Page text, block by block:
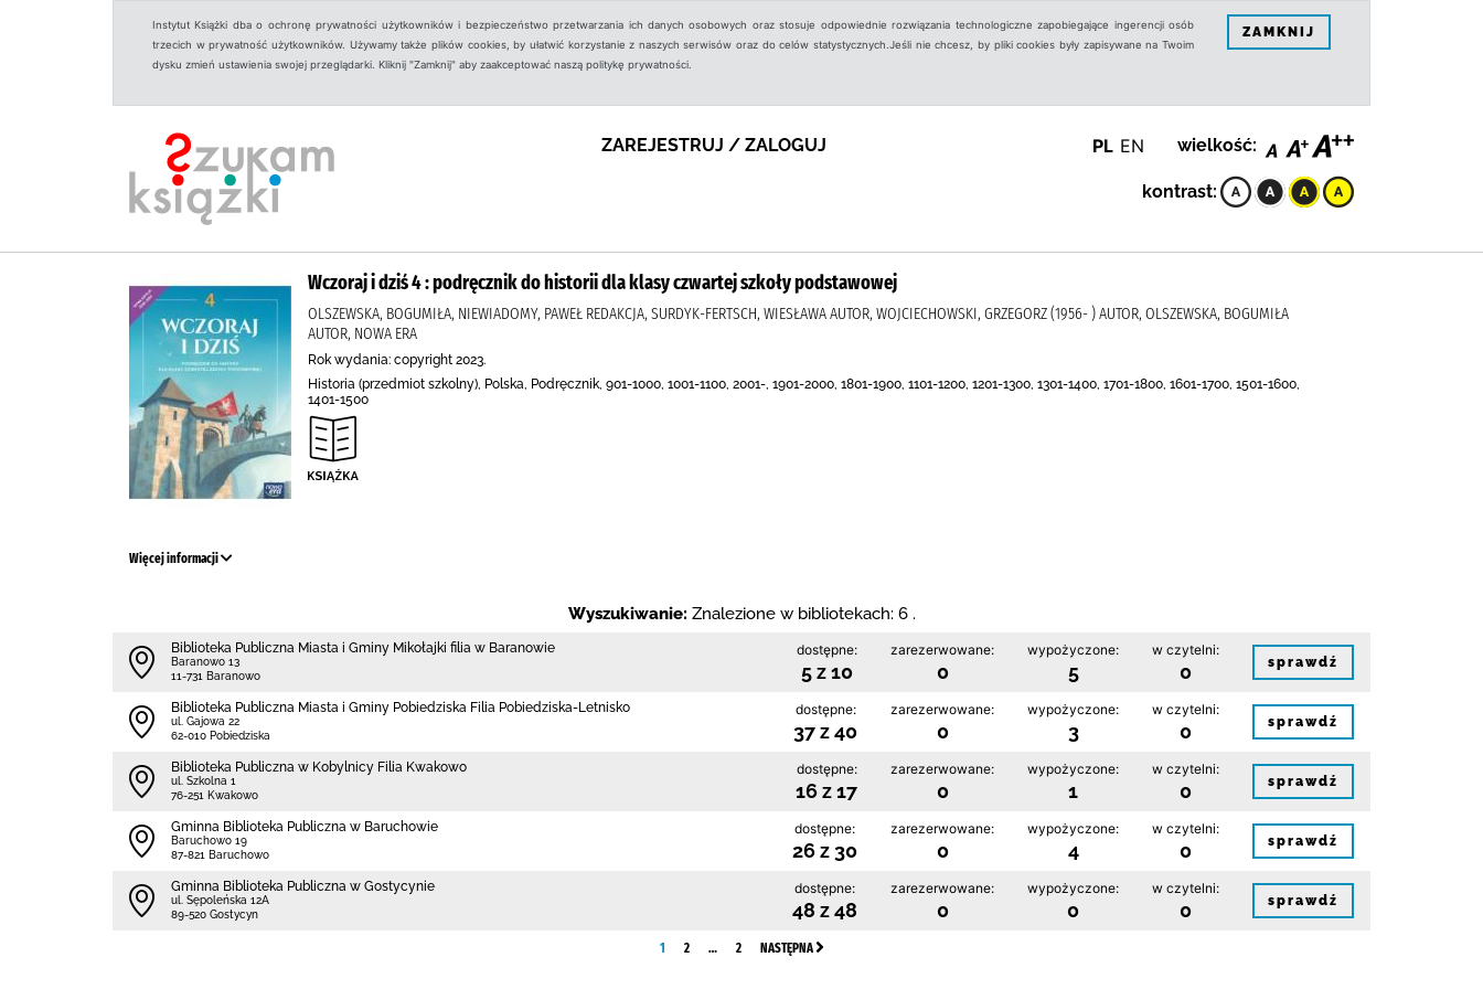
Instytut Książki dba o ochronę prywatności użytkowników i bezpieczeństwo przetwarzania ich danych osobowych oraz stosuje odpowiednie rozwiązania technologiczne zapobiegające ingerencji osób
trzecich w prywatność użytkowników. Używamy także plików cookies, by ułatwić korzystanie z naszych serwisów oraz do celów statystycznych.Jeśli nie chcesz, by pliki cookies były zapisywane na Twoim
dysku zmień ustawienia swojej przeglądarki. Kliknij "Zamknij" aby zaakceptować naszą politykę prywatności.
ZAMKNIJ
ZAREJESTRUJ / ZALOGUJ PL EN wielkość:
kontrast:
Wczoraj i dziś 4 : podręcznik do historii dla klasy czwartej szkoły podstawowej
OLSZEWSKA, BOGUMIŁA, NIEWIADOMY, PAWEŁ REDAKCJA, SURDYK-FERTSCH, WIESŁAWA AUTOR, WOJCIECHOWSKI, GRZEGORZ (1956- ) AUTOR, OLSZEWSKA, BOGUMIŁA
AUTOR, NOWA ERA
Rok wydania: copyright 2023.
Historia (przedmiot szkolny), Polska, Podręcznik, 901-1000, 1001-1100, 2001-, 1901-2000, 1801-1900, 1101-1200, 1201-1300, 1301-1400, 1701-1800, 1601-1700, 1501-1600,
1401-1500
Więcej informacji
Wyszukiwanie: Znalezione w bibliotekach: 6 .
Biblioteka Publiczna Miasta i Gminy Mikołajki filia w Baranowie
Baranowo 13
11-731 Baranowo
dostępne:
5 z 10
zarezerwowane:
0
wypożyczone:
5
w czytelni:
0 sprawdź
Biblioteka Publiczna Miasta i Gminy Pobiedziska Filia Pobiedziska-Letnisko
ul. Gajowa 22
62-010 Pobiedziska
dostępne:
37 z 40
zarezerwowane:
0
wypożyczone:
3
w czytelni:
0 sprawdź
Biblioteka Publiczna w Kobylnicy Filia Kwakowo
ul. Szkolna 1
76-251 Kwakowo
dostępne:
16 z 17
zarezerwowane:
0
wypożyczone:
1
w czytelni:
0 sprawdź
Gminna Biblioteka Publiczna w Baruchowie
Baruchowo 19
87-821 Baruchowo
dostępne:
26 z 30
zarezerwowane:
0
wypożyczone:
4
w czytelni:
0 sprawdź
Gminna Biblioteka Publiczna w Gostycynie
ul. Sępoleńska 12A
89-520 Gostycyn
dostępne:
48 z 48
zarezerwowane:
0
wypożyczone:
0
w czytelni:
0 sprawdź
1 2 … 2 NASTĘPNA